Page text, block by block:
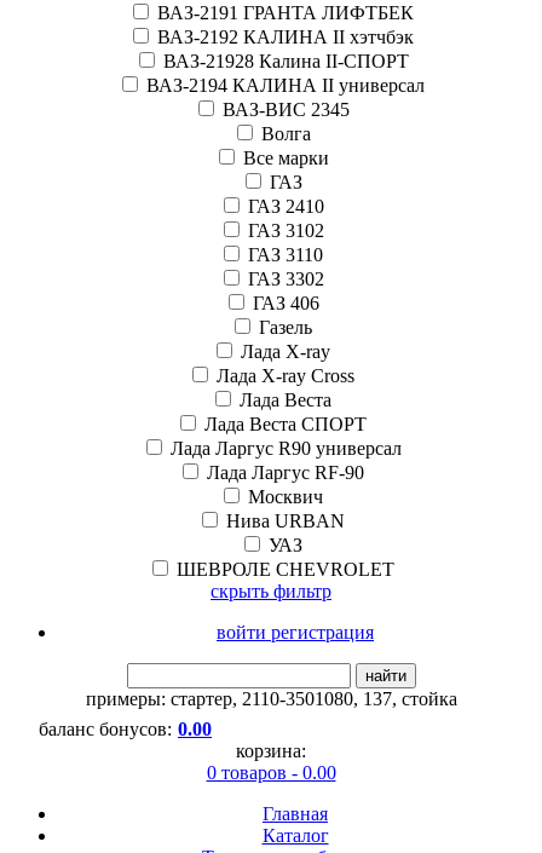
ВАЗ-2191 ГРАНТА ЛИФТБЕК
ВАЗ-2192 КАЛИНА II хэтчбэк
ВАЗ-21928 Калина II-СПОРТ
ВАЗ-2194 КАЛИНА II универсал
ВАЗ-ВИС 2345
Волга
Все марки
ГАЗ
ГАЗ 2410
ГАЗ 3102
ГАЗ 3110
ГАЗ 3302
ГАЗ 406
Газель
Лада X-ray
Лада X-ray Cross
Лада Веста
Лада Веста СПОРТ
Лада Ларгус R90 универсал
Лада Ларгус RF-90
Москвич
Нива URBAN
УАЗ
ШЕВРОЛЕ CHEVROLET
скрыть фильтр
войти регистрация
найти
примеры: стартер, 2110-3501080, 137, стойка
баланс бонусов: 0.00
корзина:
0 товаров - 0.00
Главная
Каталог